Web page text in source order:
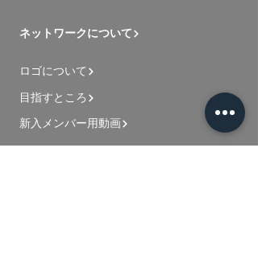
ネットワークについて
ロゴについて
目指すところ
新入メンバー用動画